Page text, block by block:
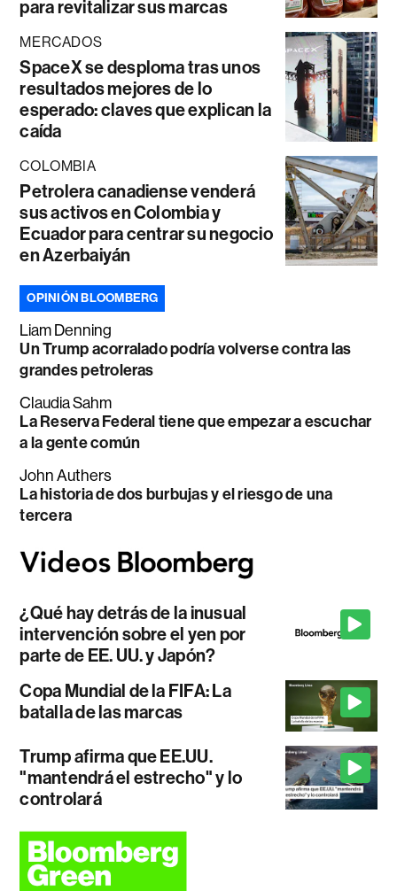
para revitalizar sus marcas
MERCADOS
SpaceX se desploma tras unos
resultados mejores de lo
esperado: claves que explican la
caída
COLOMBIA
Petrolera canadiense venderá
sus activos en Colombia y
Ecuador para centrar su negocio
en Azerbaiyán
OPINIÓN BLOOMBERG
Liam Denning
Un Trump acorralado podría volverse contra las
grandes petroleras
Claudia Sahm
La Reserva Federal tiene que empezar a escuchar
a la gente común
John Authers
La historia de dos burbujas y el riesgo de una
tercera
¿Qué hay detrás de la inusual
intervención sobre el yen por
parte de EE. UU. y Japón?
Copa Mundial de la FIFA: La
batalla de las marcas
Trump afirma que EE.UU.
"mantendrá el estrecho" y lo
controlará